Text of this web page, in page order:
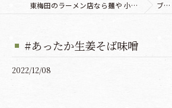
東梅田のラーメン店なら麺や 小とり 本店 ブログ
#あったか生姜そば味噌
2022/12/08